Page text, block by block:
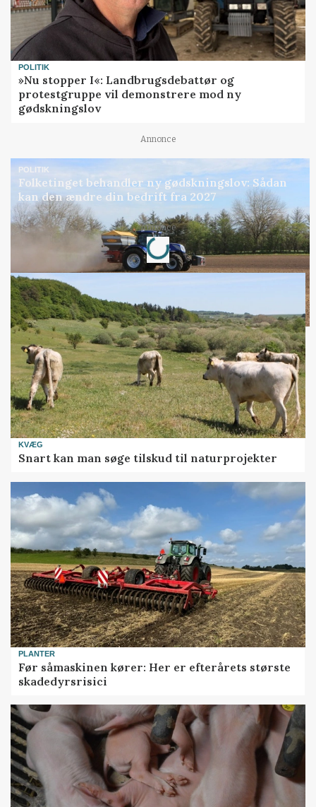
POLITIK
»Nu stopper I«: Landbrugsdebattør og
protestgruppe vil demonstrere mod ny
gødskningslov
Annonce
POLITIK
Folketinget behandler ny gødskningslov: Sådan
kan den ændre din bedrift fra 2027
Annonce
Loading...
KVÆG
Snart kan man søge tilskud til naturprojekter
PLANTER
Før såmaskinen kører: Her er efterårets største
skadedyrsrisici